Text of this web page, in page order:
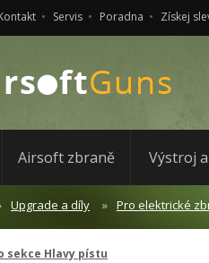
Servis Poradna Získej
Airsoft zbraně Výstroj
Upgrade a díly Pro elektrické
sekce Hlavy pístu